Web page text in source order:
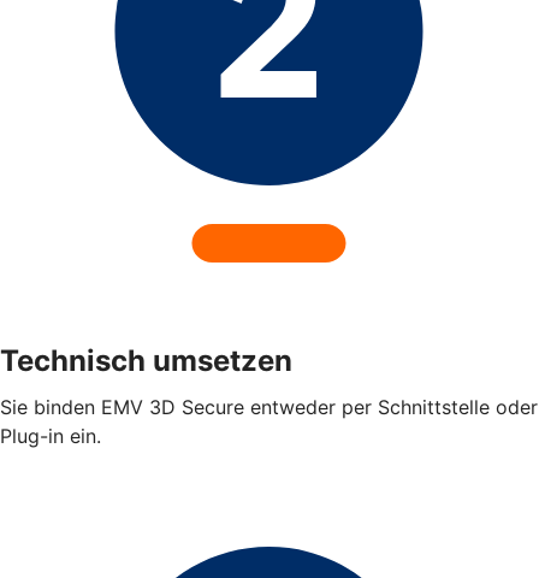
Technisch umsetzen
Sie binden EMV 3D Secure entweder per Schnittstelle oder
Plug-in ein.